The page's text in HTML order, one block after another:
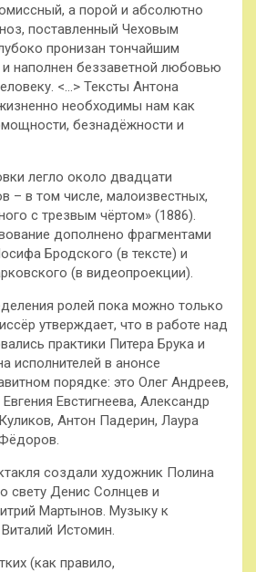
а порой и абсолютно
поставленный Чеховым
пронизан тончайшим
наполнен беззаветной любовью
<…> Тексты Антона
необходимы нам как
безнадёжности и
легло около двадцати
– в том числе, малоизвестных,
с трезвым чёртом» (1886).
дополнено фрагментами
Бродского (в тексте) и
(в видеопроекции).
ролей пока можно только
утверждает, что в работе над
практики Питера Брука и
исполнителей в анонсе
порядке: это Олег Андреев,
Евстигнеева, Александр
Антон Падерин, Лаура
создали художник Полина
свету Денис Солнцев и
Мартынов. Музыку к
Истомин.
(как правило,